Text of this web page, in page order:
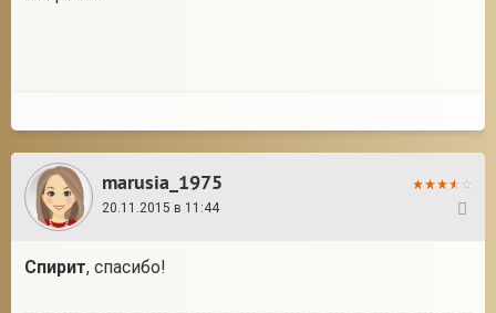
marusia_1975
20.11.2015 в 11:44
Спирит, спасибо!